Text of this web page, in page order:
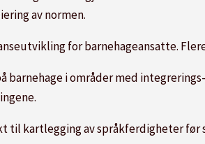
av normen.
for barnehageansatte.
barnehage i områder med
til kartlegging av språkferdigheter før